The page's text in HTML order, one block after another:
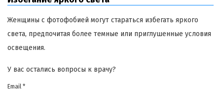
Женщины с фотофобией могут стараться избегать яркого
света, предпочитая более темные или приглушенные условия
освещения.
У вас остались вопросы к врачу?
Email *